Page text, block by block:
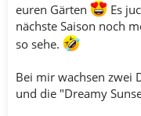
euren Gärten
Es
nächste Saison noch
so sehe.
Bei mir wachsen zwei
und die "Dreamy